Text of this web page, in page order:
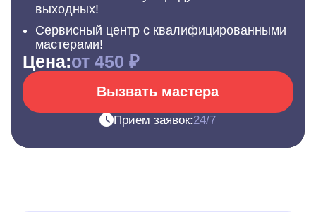
выходных!
Сервисный центр с квалифицированными
мастерами!
Цена:от 450 ₽
Вызвать мастера
Прием заявок:24/7